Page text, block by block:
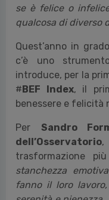
se è felice o
qualcosa di diverso
Quest’anno in
c’è uno
introduce, per la
#BEF Index, il
benessere e felicità
Per Sandro
dell’Osservatorio,
trasformazione
stanchezza
fanno il loro